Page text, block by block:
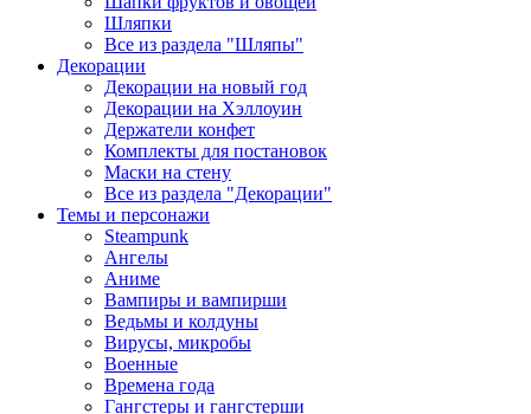
Шляпки
Все из раздела "Шляпы"
Декорации
Декорации на новый год
Декорации на Хэллоуин
Держатели конфет
Комплекты для постановок
Маски на стену
Все из раздела "Декорации"
Темы и персонажи
Steampunk
Ангелы
Аниме
Вампиры и вампирши
Ведьмы и колдуны
Вирусы, микробы
Военные
Времена года
Гангстеры и гангстерши